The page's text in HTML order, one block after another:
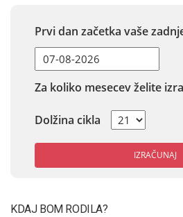
Prvi dan začetka vaše
Za koliko mesecev želite
Dolžina cikla
IZRAČUNAJ
KDAJ BOM RODILA?